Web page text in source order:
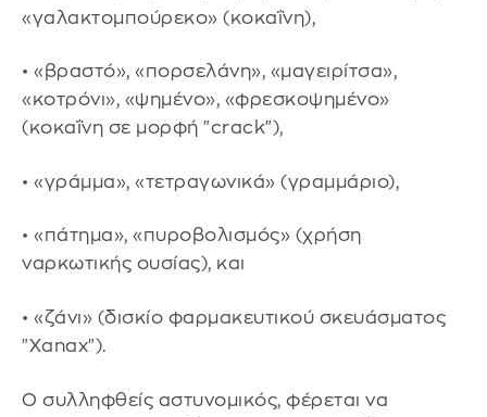
«γαλακτομπούρεκο» (κοκαΐνη),
• «βραστό», «πορσελάνη», «μαγειρίτσα»,
«κοτρόνι», «ψημένο», «φρεσκοψημένο»
(κοκαΐνη σε μορφή "crack"),
• «γράμμα», «τετραγωνικά» (γραμμάριο),
• «πάτημα», «πυροβολισμός» (χρήση
ναρκωτικής ουσίας), και
• «ζάνι» (δισκίο φαρμακευτικού σκευάσματος
"Xanax").
Ο συλληφθείς αστυνομικός, φέρεται να